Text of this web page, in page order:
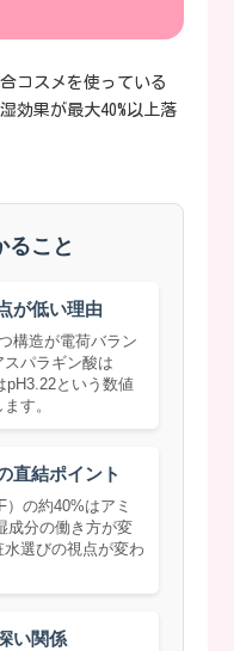
コスメを使っている
効果が最大40%以上落
ること
が低い理由
構造が電荷バラン
パラギン酸は
pH3.22という数値
す。
直結ポイント
の約40%はアミ
成分の働き方が変
選びの視点が変わ
い関係